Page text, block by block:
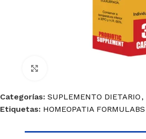
Categorías: SUPLEMENTO DIETARIO ,
Etiquetas: HOMEOPATIA FORMULABS